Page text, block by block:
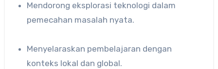
Mendorong eksplorasi teknologi dalam
pemecahan masalah nyata.
Menyelaraskan pembelajaran dengan
konteks lokal dan global.